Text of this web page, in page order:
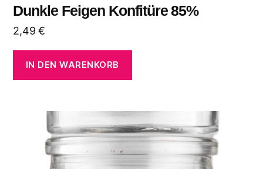
Dunkle Feigen Konfitüre 85%
2,49€
IN DEN WARENKORB